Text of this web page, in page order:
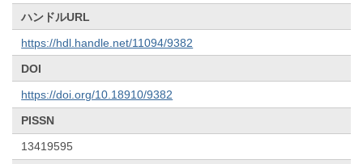
ハンドルURL
https://hdl.handle.net/11094/9382
DOI
https://doi.org/10.18910/9382
PISSN
13419595